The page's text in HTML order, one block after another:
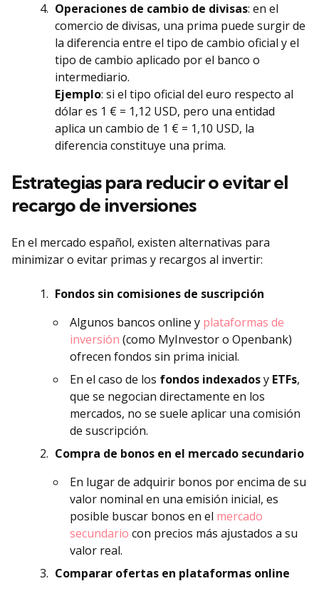
Operaciones de cambio de divisas: en el
comercio de divisas, una prima puede surgir de
la diferencia entre el tipo de cambio oficial y el
tipo de cambio aplicado por el banco o
intermediario.
Ejemplo: si el tipo oficial del euro respecto al
dólar es 1 € = 1,12 USD, pero una entidad
aplica un cambio de 1 € = 1,10 USD, la
diferencia constituye una prima.
Estrategias para reducir o evitar el
recargo de inversiones
En el mercado español, existen alternativas para
minimizar o evitar primas y recargos al invertir:
Fondos sin comisiones de suscripción
Algunos bancos online y plataformas de
inversión (como MyInvestor o Openbank)
ofrecen fondos sin prima inicial.
En el caso de los fondos indexadosy ETFs,
que se negocian directamente en los
mercados, no se suele aplicar una comisión
de suscripción.
Compra de bonos en el mercado secundario
En lugar de adquirir bonos por encima de su
valor nominal en una emisión inicial, es
posible buscar bonos en el mercado
secundario con precios más ajustados a su
valor real.
Comparar ofertas en plataformas online